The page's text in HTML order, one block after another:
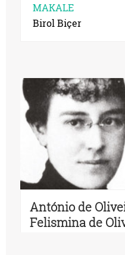
MAKALE
Birol Biçer
António de
Felismina de